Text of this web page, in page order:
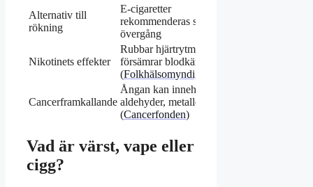
Alternativ till
rökning
E-cigaretter
rekommenderas som
övergång
Nikotinets effekter
Rubbar hjärtrytm,
försämrar blodkärl
(Folkhälsomyndigheten
Cancerframkallande
Ångan kan innehålla
aldehyder, metaller
(Cancerfonden)
Vad är värst, vape eller
cigg?